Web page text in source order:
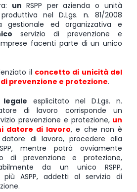
un RSPP per azienda o unità
nel D.Lgs. n. 81/2008
gestionale ed organizzativa e
servizio di prevenzione e
facenti parte di un unico
il concetto di unicità del
di prevenzione e protezione.
esplicitato nel D.Lgs. n.
di lavoro corrisponde un
prevenzione e protezione, un
datore di lavoro, e che non è
di lavoro, procedere alla
mentre potrà ovviamente
di prevenzione e protezione,
da un unico RSPP,
ASPP, addetti al servizio di